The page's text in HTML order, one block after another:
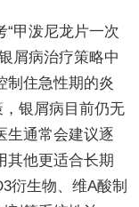
“甲泼尼龙片一次
屑病治疗策略中
制住急性期的炎
，银屑病目前仍无
生通常会建议逐
其他更适合长期
衍生物、维A酸制